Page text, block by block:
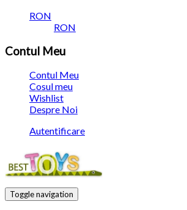
RON
RON
Contul Meu
Contul Meu
Cosul meu
Wishlist
Despre Noi
Autentificare
Toggle navigation